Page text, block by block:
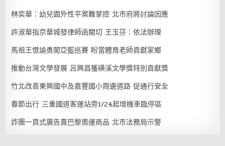
林奕華：幼兒園外性平案難掌控 北市府將討論因應
許淑華指京華城發律師函關切 王玉芬：依法辦理
馬祖王憬諭勇闖亞籃巡賽 盼當體育老師貢獻家鄉
推動台灣文學發展 呂興昌獲磺溪文學獎特別貢獻獎
竹北改善東興國中及嘉豐國小周邊道路 促通行安全
春節出行 三重國道客運站旁1/24起增機車臨停區
詐團一頁式廣告賣巴黎奧運商品 北市法務局示警